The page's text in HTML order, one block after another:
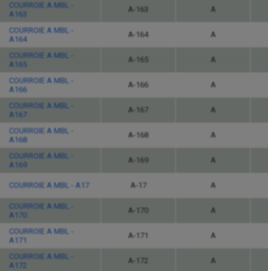
COURROIE A MBL -
A163
A-163 A
COURROIE A MBL -
A164
A-164 A
COURROIE A MBL -
A165
A-165 A
COURROIE A MBL -
A166
A-166 A
COURROIE A MBL -
A167
A-167 A
COURROIE A MBL -
A168
A-168 A
COURROIE A MBL -
A169
A-169 A
COURROIE A MBL - A17 A-17 A
COURROIE A MBL -
A170
A-170 A
COURROIE A MBL -
A171
A-171 A
COURROIE A MBL -
A172
A-172 A